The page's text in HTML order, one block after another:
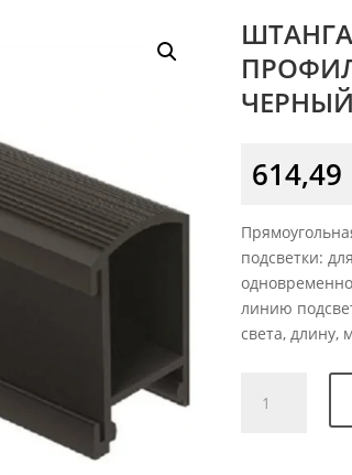
ЧЕРНЫЙ
614,49
подсветки:
линию
света, длину,
товара